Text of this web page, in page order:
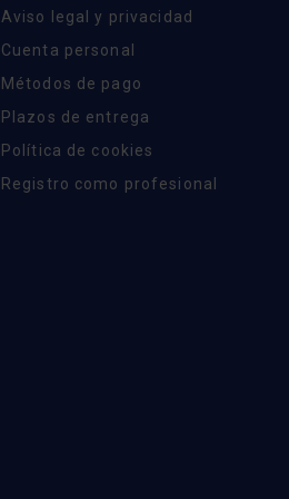
Aviso legal y privacidad
Cuenta personal
Métodos de pago
Plazos de entrega
Política de cookies
Registro como profesional